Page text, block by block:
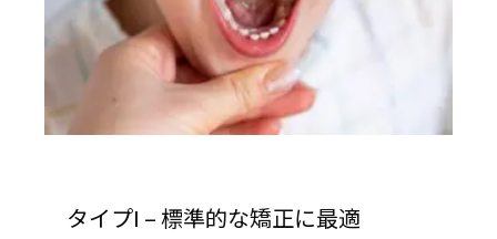
タイプI – 標準的な矯正に最適